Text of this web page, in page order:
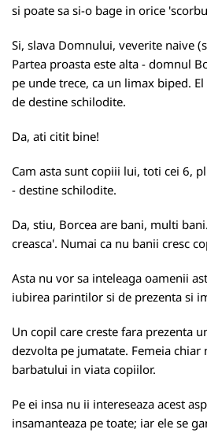
si poate sa si-o bage in orice
Si, slava Domnului, veverite naive
Partea proasta este alta - domnul
pe unde trece, ca un limax biped.
de destine schilodite.
Da, ati citit bine!
Cam asta sunt copiii lui, toti cei 6,
- destine schilodite.
Da, stiu, Borcea are bani, multi
creasca'. Numai ca nu banii cresc
Asta nu vor sa inteleaga oamenii
iubirea parintilor si de prezenta si
Un copil care creste fara prezenta
dezvolta pe jumatate. Femeia
barbatului in viata copiilor.
Pe ei insa nu ii intereseaza acest
insamanteaza pe toate; iar ele se